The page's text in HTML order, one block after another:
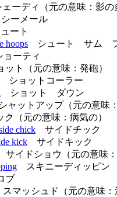
ーディ（元の意味：影の
ーメール
ート
hoops シュート サム
ーティ
ト（元の意味：発砲）
ショットコーラー
ショット ダウン
ャットアップ（元の意味：
（元の意味：病気の）
chick サイドチック
kick サイドキック
サイドショウ（元の意味：
スキニーディッピン
ブ
マッシュド（元の意味